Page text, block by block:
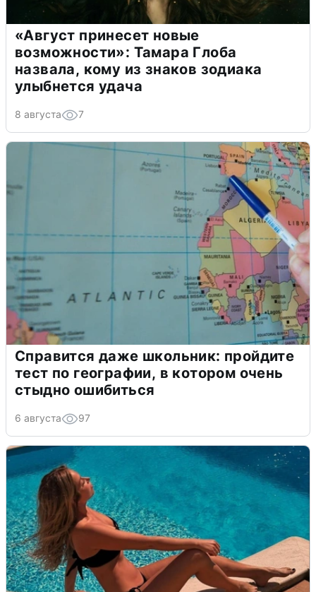
«Август принесет новые
возможности»: Тамара Глоба
назвала, кому из знаков зодиака
улыбнется удача
8 августа 7
Справится даже школьник: пройдите
тест по географии, в котором очень
стыдно ошибиться
6 августа 97